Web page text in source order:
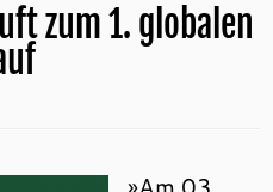
zum 1. globalen